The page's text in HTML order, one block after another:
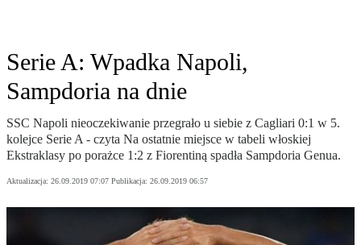
Serie A: Wpadka Napoli,
Sampdoria na dnie
SSC Napoli nieoczekiwanie przegrało u siebie z Cagliari 0:1 w 5.
kolejce Serie A - czyta Na ostatnie miejsce w tabeli włoskiej
Ekstraklasy po porażce 1:2 z Fiorentiną spadła Sampdoria Genua.
Aktualizacja: 26.09.2019 07:07 Publikacja: 26.09.2019 06:57